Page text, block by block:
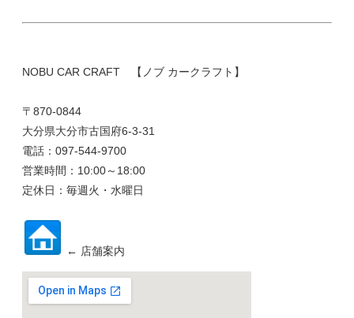
NOBU CAR CRAFT 【ノブ カークラフト】
〒870-0844
大分県大分市古国府6-3-31
電話：097-544-9700
営業時間：10:00～18:00
定休日：毎週火・水曜日
← 店舗案内